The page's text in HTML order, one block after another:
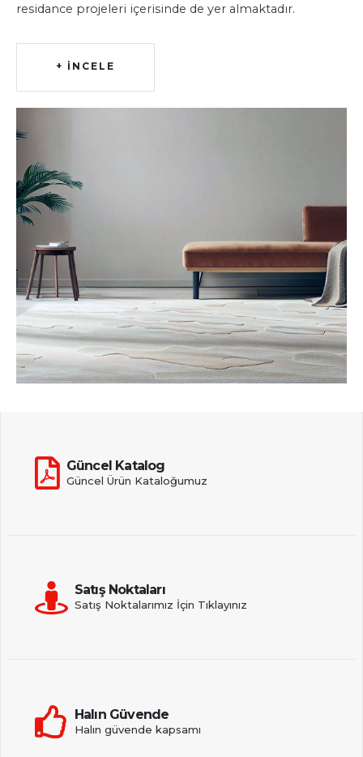
residance projeleri içerisinde de yer almaktadır.
+ İNCELE
Güncel Katalog
Güncel Ürün Kataloğumuz
Satış Noktaları
Satış Noktalarımız İçin Tıklayınız
Halın Güvende
Halın güvende kapsamı